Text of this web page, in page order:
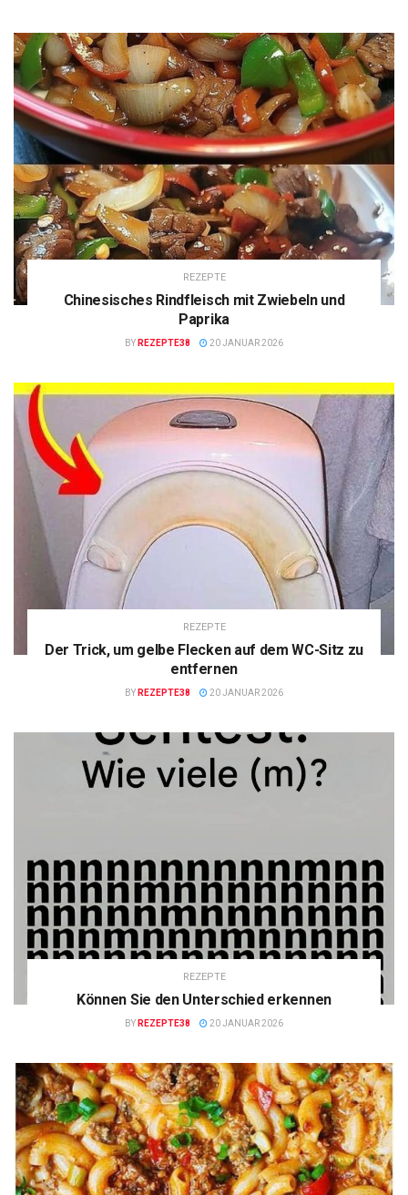
REZEPTE
Chinesisches Rindfleisch mit Zwiebeln und
Paprika
BY REZEPTE38 20 JANUAR 2026
REZEPTE
Der Trick, um gelbe Flecken auf dem WC-Sitz zu
entfernen
BY REZEPTE38 20 JANUAR 2026
REZEPTE
Können Sie den Unterschied erkennen
BY REZEPTE38 20 JANUAR 2026